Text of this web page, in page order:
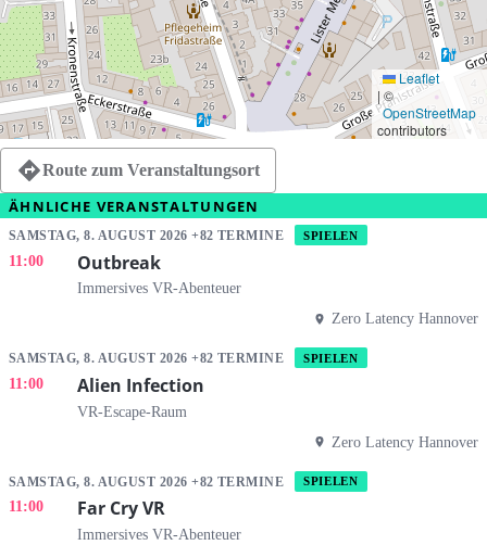
Leaflet
| ©
OpenStreetMap
contributors
Route zum Veranstaltungsort
ÄHNLICHE VERANSTALTUNGEN
SAMSTAG, 8. AUGUST 2026 +82 TERMINE SPIELEN
11:00 Outbreak
Immersives VR-Abenteuer
Zero Latency Hannover
SAMSTAG, 8. AUGUST 2026 +82 TERMINE SPIELEN
11:00 Alien Infection
VR-Escape-Raum
Zero Latency Hannover
SAMSTAG, 8. AUGUST 2026 +82 TERMINE SPIELEN
11:00 Far Cry VR
Immersives VR-Abenteuer